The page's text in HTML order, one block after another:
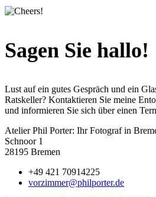
Sagen Sie hallo!
Lust auf ein gutes Gespräch und ein
Ratskeller? Kontaktieren Sie meine
und informieren Sie sich über einen
Atelier Phil Porter: Ihr Fotograf in
Schnoor 1
28195 Bremen
+49 421 70914225
vorzimmer@philporter.de